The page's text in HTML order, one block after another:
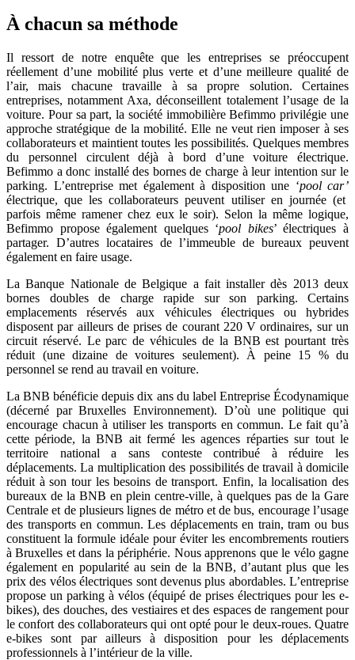
À chacun sa méthode
Il ressort de notre enquête que les entreprises se préoccupent
réellement d’une mobilité plus verte et d’une meilleure qualité de
l’air, mais chacune travaille à sa propre solution. Certaines
entreprises, notamment Axa, déconseillent totalement l’usage de la
voiture. Pour sa part, la société immobilière Befimmo privilégie une
approche stratégique de la mobilité. Elle ne veut rien imposer à ses
collaborateurs et maintient toutes les possibilités. Quelques membres
du personnel circulent déjà à bord d’une voiture électrique.
Befimmo a donc installé des bornes de charge à leur intention sur le
parking. L’entreprise met également à disposition une ‘pool car’
électrique, que les collaborateurs peuvent utiliser en journée (et
parfois même ramener chez eux le soir). Selon la même logique,
Befimmo propose également quelques ‘pool bikes’ électriques à
partager. D’autres locataires de l’immeuble de bureaux peuvent
également en faire usage.
La Banque Nationale de Belgique a fait installer dès 2013 deux
bornes doubles de charge rapide sur son parking. Certains
emplacements réservés aux véhicules électriques ou hybrides
disposent par ailleurs de prises de courant 220 V ordinaires, sur un
circuit réservé. Le parc de véhicules de la BNB est pourtant très
réduit (une dizaine de voitures seulement). À peine 15 % du
personnel se rend au travail en voiture.
La BNB bénéficie depuis dix ans du label Entreprise Écodynamique
(décerné par Bruxelles Environnement). D’où une politique qui
encourage chacun à utiliser les transports en commun. Le fait qu’à
cette période, la BNB ait fermé les agences réparties sur tout le
territoire national a sans conteste contribué à réduire les
déplacements. La multiplication des possibilités de travail à domicile
réduit à son tour les besoins de transport. Enfin, la localisation des
bureaux de la BNB en plein centre-ville, à quelques pas de la Gare
Centrale et de plusieurs lignes de métro et de bus, encourage l’usage
des transports en commun. Les déplacements en train, tram ou bus
constituent la formule idéale pour éviter les encombrements routiers
à Bruxelles et dans la périphérie. Nous apprenons que le vélo gagne
également en popularité au sein de la BNB, d’autant plus que les
prix des vélos électriques sont devenus plus abordables. L’entreprise
propose un parking à vélos (équipé de prises électriques pour les e-
bikes), des douches, des vestiaires et des espaces de rangement pour
le confort des collaborateurs qui ont opté pour le deux-roues. Quatre
e-bikes sont par ailleurs à disposition pour les déplacements
professionnels à l’intérieur de la ville.